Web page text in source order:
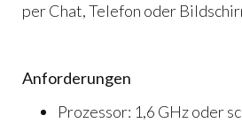
per Chat, Telefon oder
Anforderungen
Prozessor: 1,6 GHz oder